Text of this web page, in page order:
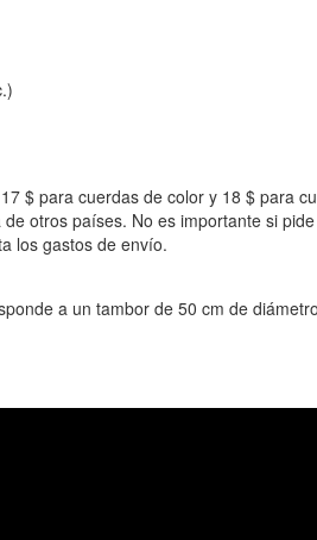
$ para cuerdas de color y 18 $ para
otros países. No es importante si
los gastos de envío.
a un tambor de 50 cm de